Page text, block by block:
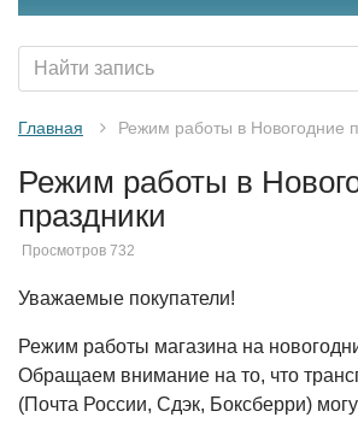
Главная Режим работы в Новогодние
Режим работы в
праздники
Просмотров 732
Уважаемые покупатели!
Режим работы магазина на
Обращаем внимание на то, что
(Почта России, Сдэк, Боксберри)